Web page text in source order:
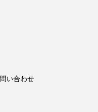
い合わせ